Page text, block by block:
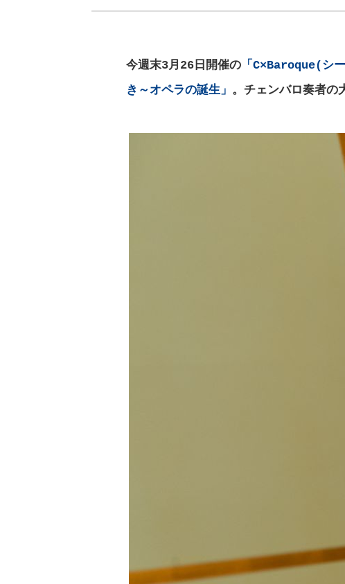
今週末3月26日開催の 「C×Baroque(シ
き～オペラの誕生」 。チェンバロ奏者の